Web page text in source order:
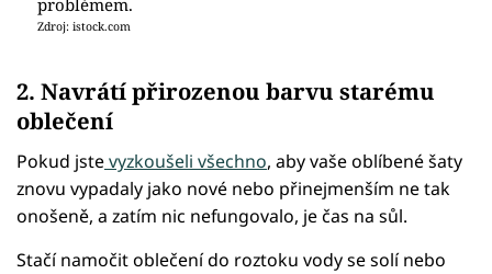
Zdroj: istock.com
2. Navrátí přirozenou barvu starému
oblečení
Pokud jstevyzkoušeli všechno, aby vaše oblíbené šaty
znovu vypadaly jako nové nebo přinejmenším ne tak
onošeně, a zatím nic nefungovalo, je čas na sůl.
Stačí namočit oblečení do roztoku vody se solí nebo